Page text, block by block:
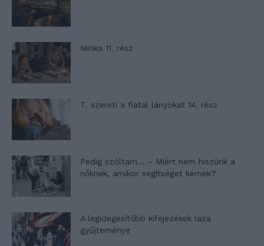
Minka 11. rész
T. szereti a fiatal lányokat 14. rész
Pedig szóltam… – Miért nem hiszünk a
nőknek, amikor segítséget kérnek?
A legidegesítőbb kifejezések laza
gyűjteménye